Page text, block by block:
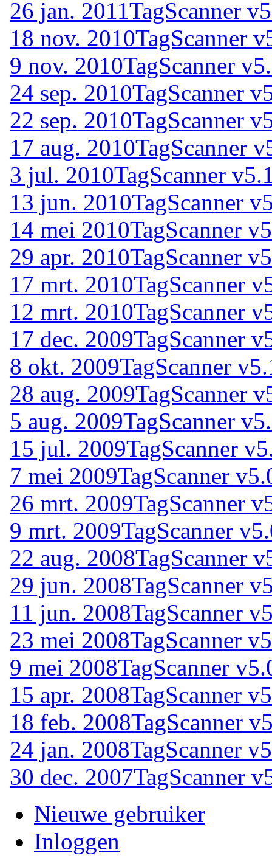
26 jan. 2011TagScanner
18 nov. 2010TagScanner
9 nov. 2010TagScanner
24 sep. 2010TagScanner
22 sep. 2010TagScanner
17 aug. 2010TagScanner
3 jul. 2010TagScanner
13 jun. 2010TagScanner
14 mei 2010TagScanner
29 apr. 2010TagScanner
17 mrt. 2010TagScanner
12 mrt. 2010TagScanner
17 dec. 2009TagScanner
8 okt. 2009TagScanner
28 aug. 2009TagScanner
5 aug. 2009TagScanner
15 jul. 2009TagScanner
7 mei 2009TagScanner
26 mrt. 2009TagScanner
9 mrt. 2009TagScanner
22 aug. 2008TagScanner
29 jun. 2008TagScanner
11 jun. 2008TagScanner
23 mei 2008TagScanner
9 mei 2008TagScanner
15 apr. 2008TagScanner
18 feb. 2008TagScanner
24 jan. 2008TagScanner
30 dec. 2007TagScanner
Nieuwe gebruiker
Inloggen